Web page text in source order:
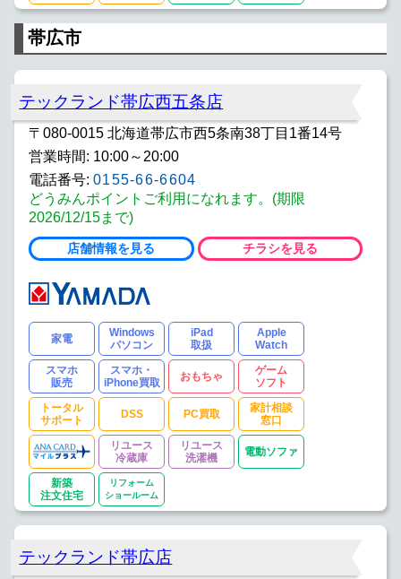
帯広市
テックランド帯広西五条店
〒080-0015 北海道帯広市西5条南38丁目1番14号
営業時間: 10:00～20:00
電話番号: 0155-66-6604
どうみんポイントご利用になれます。(期限
2026/12/15まで)
店舗情報を見る チラシを見る
家電
Windows
パソコン
iPad
取扱
Apple
Watch
スマホ
販売
スマホ・
iPhone買取
おもちゃ
ゲーム
ソフト
トータル
サポート
DSS PC買取
家計相談
窓口
リユース
冷蔵庫
リユース
洗濯機
電動ソファ
新築
注文住宅
リフォーム
ショールーム
テックランド帯広店